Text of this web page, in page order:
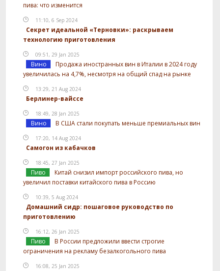
пива: что изменится
11:10, 6 Sep 2024
Секрет идеальной «Терновки»: раскрываем
технологию приготовления
09:51, 29 Jan 2025
Вино
Продажа иностранных вин в Италии в 2024 году
увеличилась на 4,7%, несмотря на общий спад на рынке
13:29, 21 Aug 2024
Берлинер-вайссе
18:49, 28 Jan 2025
Вино В США стали покупать меньше премиальных вин
17:20, 14 Aug 2024
Самогон из кабачков
18:45, 27 Jan 2025
Пиво
Китай снизил импорт российского пива, но
увеличил поставки китайского пива в Россию
10:39, 5 Aug 2024
Домашний сидр: пошаговое руководство по
приготовлению
16:12, 26 Jan 2025
Пиво
В России предложили ввести строгие
ограничения на рекламу безалкогольного пива
16:08, 25 Jan 2025